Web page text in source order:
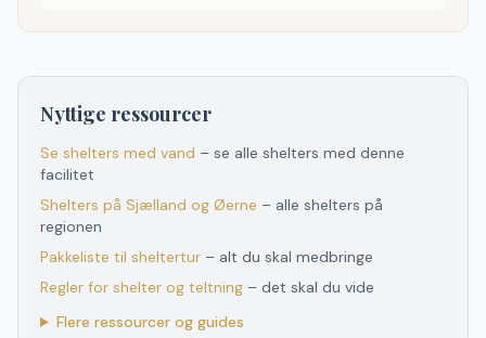
Nyttige ressourcer
Se shelters med vand – se alle shelters med denne
facilitet
Shelters på Sjælland og Øerne – alle shelters på
regionen
Pakkeliste til sheltertur – alt du skal medbringe
Regler for shelter og teltning – det skal du vide
Flere ressourcer og guides